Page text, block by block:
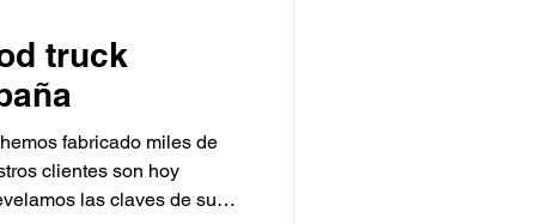
truck
fabricado miles de
clientes son hoy
las claves de su